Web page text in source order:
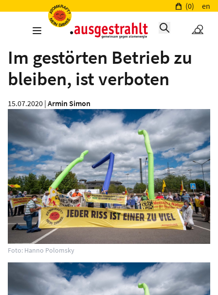
(0) en
Im gestörten Betrieb zu
bleiben, ist verboten
15.07.2020 | Armin Simon
Foto: Hanno Polomsky